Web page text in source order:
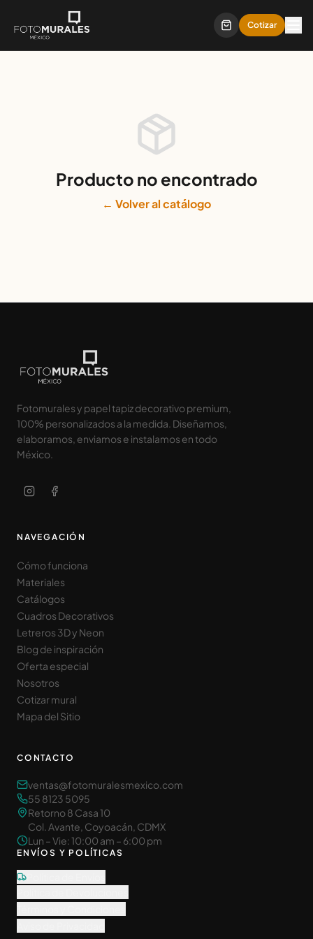
Cotizar
Producto no encontrado
← Volver al catálogo
Fotomurales y papel tapiz decorativo premium,
100% personalizados a la medida. Diseñamos,
elaboramos, enviamos e instalamos en todo
México.
NAVEGACIÓN
Cómo funciona
Materiales
Catálogos
Cuadros Decorativos
Letreros 3D y Neon
Blog de inspiración
Oferta especial
Nosotros
Cotizar mural
Mapa del Sitio
CONTACTO
ventas@fotomuralesmexico.com
55 8123 5095
Retorno 8 Casa 10
Col. Avante, Coyoacán, CDMX
Lun – Vie: 10:00 am – 6:00 pm
ENVÍOS Y POLÍTICAS